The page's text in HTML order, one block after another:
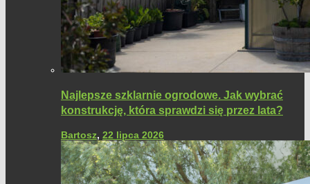
Najlepsze szklarnie ogrodowe. Jak wybrać
konstrukcję, która sprawdzi się przez lata?
Bartosz, 22 lipca 2026